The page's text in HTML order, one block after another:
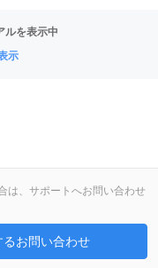
ルを表示中
示
は、サポートへお問い合わせ
お問い合わせ